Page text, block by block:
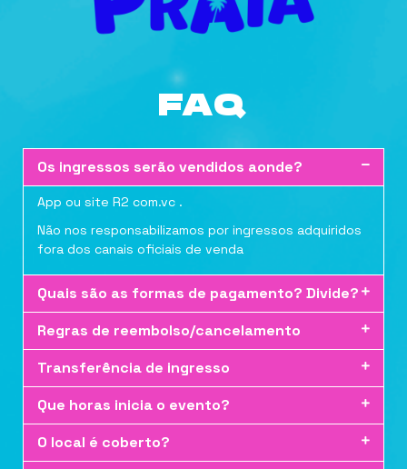
FAQ
Os ingressos serão vendidos aonde?
App ou site R2 com.vc .
Não nos responsabilizamos por ingressos adquiridos
fora dos canais oficiais de venda
Quais são as formas de pagamento? Divide?
Regras de reembolso/cancelamento
Transferência de ingresso
Que horas inicia o evento?
O local é coberto?